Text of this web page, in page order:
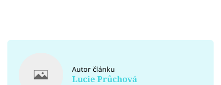
Autor článku
Lucie Průchová